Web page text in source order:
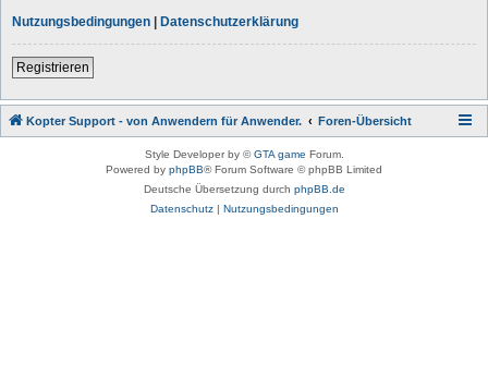
Nutzungsbedingungen | Datenschutzerklärung
Registrieren
Kopter Support - von Anwendern für Anwender. Foren-Übersicht
Style Developer by ©GTA game Forum.
Powered by phpBB® Forum Software © phpBB Limited
Deutsche Übersetzung durch phpBB.de
Datenschutz| Nutzungsbedingungen